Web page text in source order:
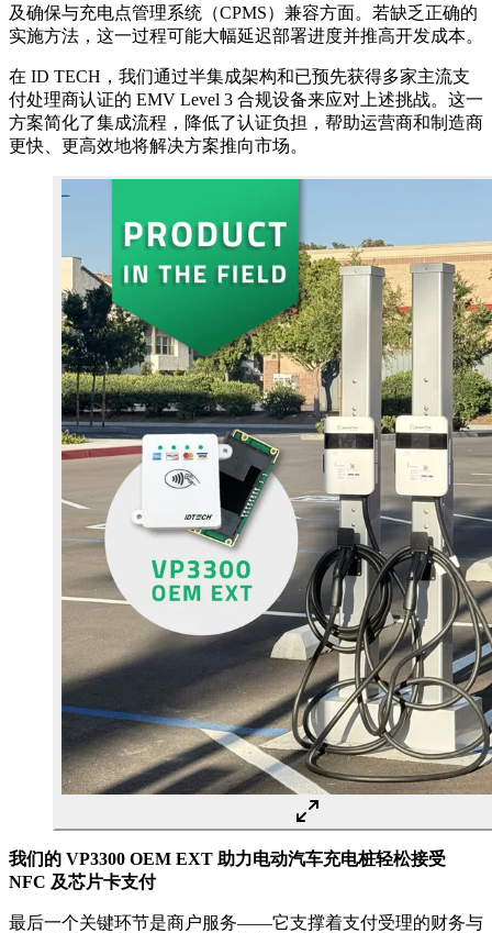
及确保与充电点管理系统（CPMS）兼容方面。若缺乏正确的
实施方法，这一过程可能大幅延迟部署进度并推高开发成本。
在 ID TECH，我们通过半集成架构和已预先获得多家主流支
付处理商认证的 EMV Level 3 合规设备来应对上述挑战。这一
方案简化了集成流程，降低了认证负担，帮助运营商和制造商
更快、更高效地将解决方案推向市场。
我们的 VP3300 OEM EXT 助力电动汽车充电桩轻松接受
NFC 及芯片卡支付
最后一个关键环节是商户服务——它支撑着支付受理的财务与